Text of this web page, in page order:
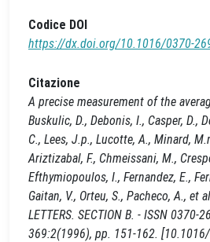
Codice DOI
https://dx.doi.org/10.1016/0370-
Citazione
A precise measurement of the
Buskulic, D., Debonis, I., Casper, D.,
C., Lees, J.p., Lucotte, A., Minard,
Ariztizabal, F., Chmeissani, M.,
Efthymiopoulos, I., Fernandez, E.,
Gaitan, V., Orteu, S., Pacheco, A., et
LETTERS. SECTION B. - ISSN 0370-
369:2(1996), pp. 151-162.